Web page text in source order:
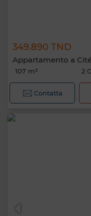
349.890 TND
Appartamento a
107 m² 2
Contatta